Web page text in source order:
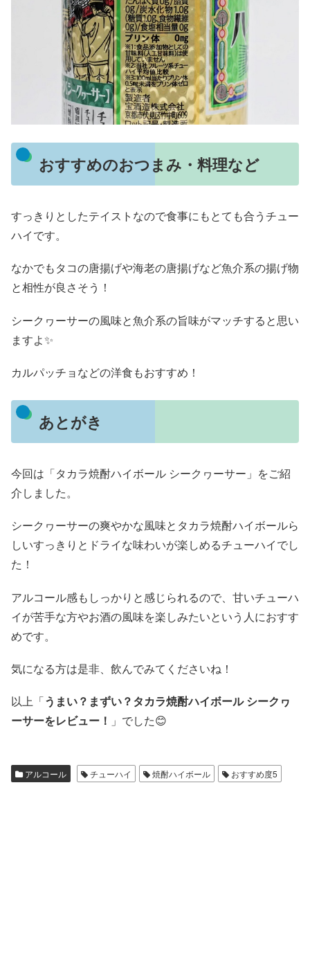
おすすめのおつまみ・料理など
すっきりとしたテイストなので食事にもとても合うチュー
ハイです。
なかでもタコの唐揚げや海老の唐揚げなど魚介系の揚げ物
と相性が良さそう！
シークヮーサーの風味と魚介系の旨味がマッチすると思い
ますよ✨
カルパッチョなどの洋食もおすすめ！
あとがき
今回は「タカラ焼酎ハイボール シークヮーサー」をご紹
介しました。
シークヮーサーの爽やかな風味とタカラ焼酎ハイボールら
しいすっきりとドライな味わいが楽しめるチューハイでし
た！
アルコール感もしっかりと感じられるので、甘いチューハ
イが苦手な方やお酒の風味を楽しみたいという人におすす
めです。
気になる方は是非、飲んでみてくださいね！
以上「うまい？まずい？タカラ焼酎ハイボール シークヮ
ーサーをレビュー！ 」でした😊
アルコール チューハイ 焼酎ハイボール おすすめ度5